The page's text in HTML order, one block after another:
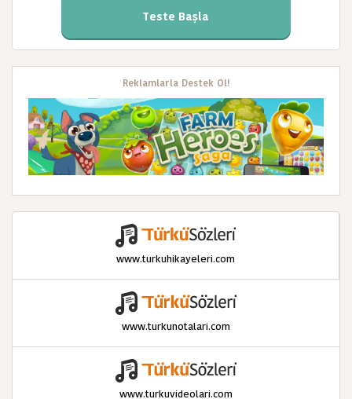
Teste Başla
Reklamlarla Destek Ol!
www.turkuhikayeleri.com
www.turkunotalari.com
www.turkuvideolari.com